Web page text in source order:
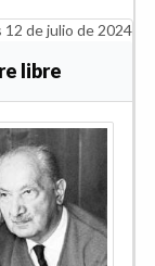
12 de julio de 2024
libre